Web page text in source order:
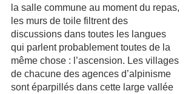
la salle commune au moment du repas,
les murs de toile filtrent des
discussions dans toutes les langues
qui parlent probablement toutes de la
même chose : l’ascension. Les villages
de chacune des agences d’alpinisme
sont éparpillés dans cette large vallée